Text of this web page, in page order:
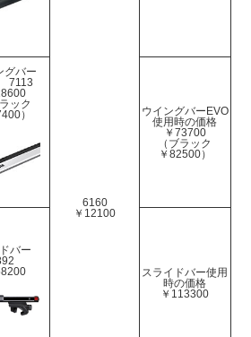
グバー
7113
ラック
）
バー
6160
￥12100
ウイングバーEVO
使用時の価格
￥73700
（ブラック
￥82500）
スライドバー使用
時の価格
￥113300